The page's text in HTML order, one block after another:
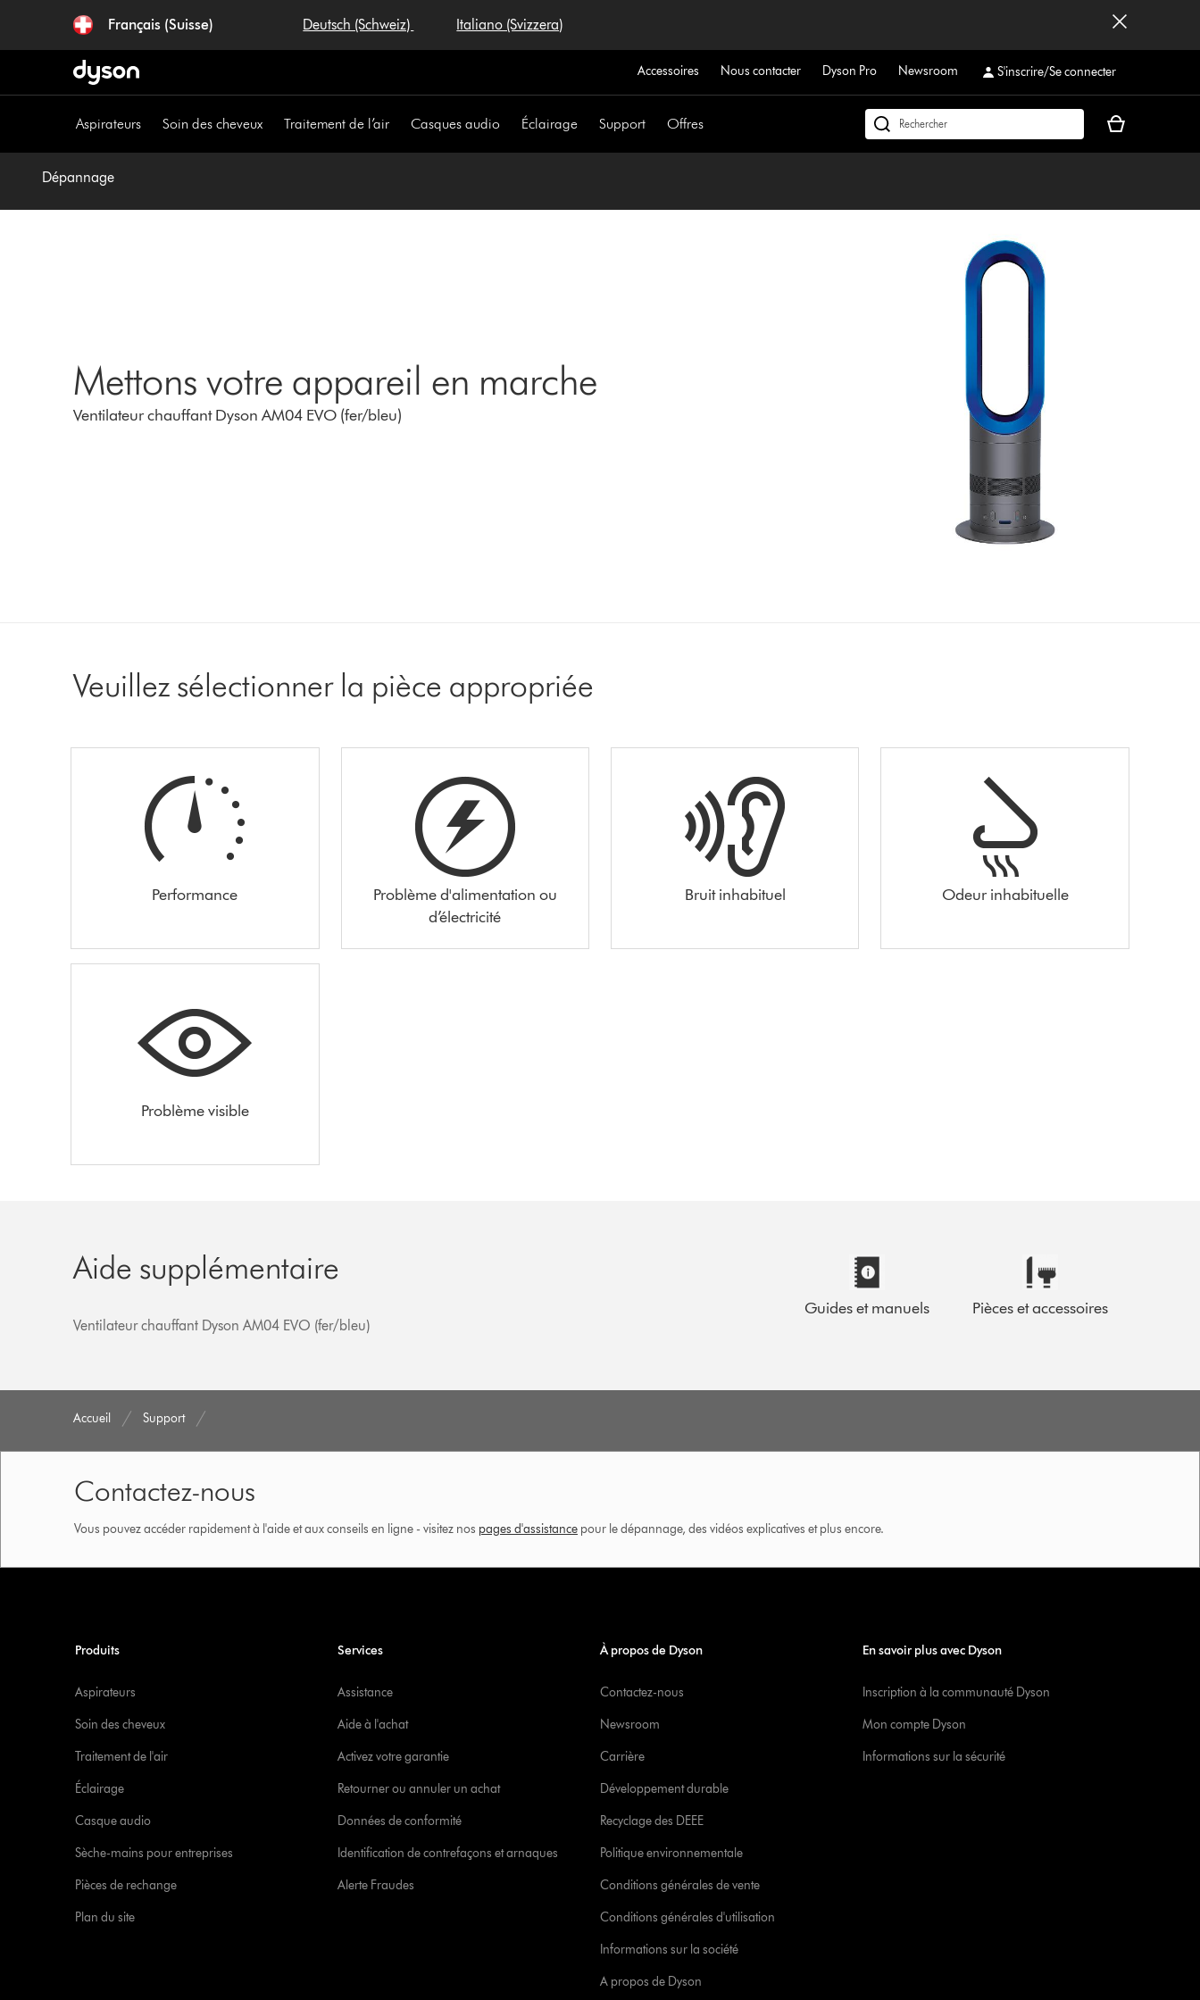
pages
Français (Suisse) Deutsch (Schweiz) Italiano (Svizzera)
Accessoires Nous contacter Dyson Pro Newsroom S'inscrire/Se connecter
Aspirateurs Soin des cheveux Traitement de l’air Casques audio Éclairage Support Offres
Rechercher
Votre
Dépannage
Mettons votre appareil en marche
Ventilateur chauffant Dyson AM04 EVO (fer/bleu)
Veuillez sélectionner la pièce appropriée
Performance
Problème d'alimentation ou
d’électricité
Bruit inhabituel Odeur inhabituelle
Problème visible
Aide supplémentaire
Ventilateur chauffant Dyson AM04 EVO (fer/bleu)
Guides et manuels Pièces et accessoires
Accueil Support
Contactez-nous
Vous pouvez accéder rapidement à l'aide et aux conseils en ligne - visitez nos pages d'assistance pour le dépannage, des vidéos explicatives et plus encore.
Produits
Aspirateurs
Soin des cheveux
Traitement de l'air
Éclairage
Casque audio
Sèche-mains pour entreprises
Pièces de rechange
Plan du site
Services
Assistance
Aide à l'achat
Activez votre garantie
Retourner ou annuler un achat
Données de conformité
Identification de contrefaçons et arnaques
Alerte Fraudes
À propos de Dyson
Contactez-nous
Newsroom
Carrière
Développement durable
Recyclage des DEEE
Politique environnementale
Conditions générales de vente
Conditions générales d'utilisation
Informations sur la société
A propos de Dyson
En savoir plus avec Dyson
Inscription à la communauté Dyson
Mon compte Dyson
Informations sur la sécurité